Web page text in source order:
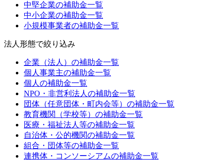
中堅企業の補助金一覧
中小企業の補助金一覧
小規模事業者の補助金一覧
法人形態で絞り込み
企業（法人） の補助金一覧
個人事業主の補助金一覧
個人 の補助金一覧
NPO・非営利法人 の補助金一覧
団体（任意団体・町内会等） の補助金一覧
教育機関（学校等） の補助金一覧
医療・福祉法人等の補助金一覧
自治体・公的機関の補助金一覧
組合・団体等の補助金一覧
連携体・コンソーシアムの補助金一覧